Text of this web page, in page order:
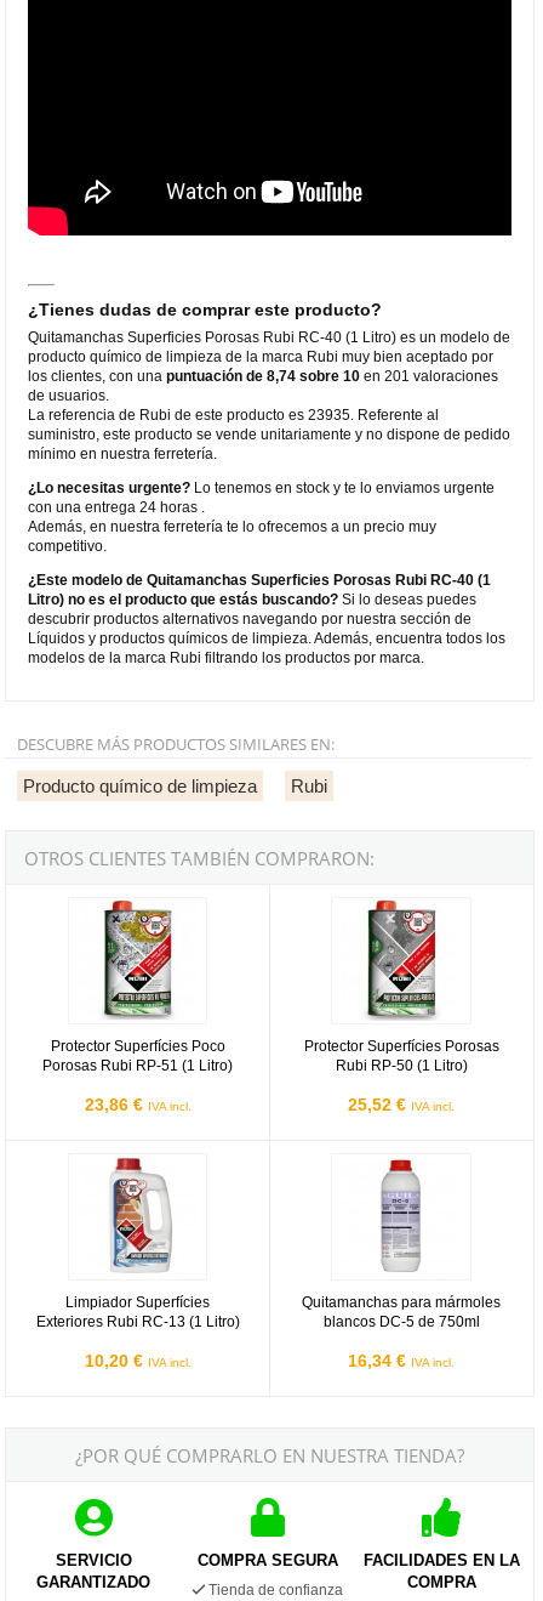
¿Tienes dudas de comprar este producto?
Quitamanchas Superficies Porosas Rubi RC-40 (1 Litro) es un modelo de
producto químico de limpieza de la marca Rubi muy bien aceptado por
los clientes, con unapuntuación de 8,74 sobre 10 en 201 valoraciones
de usuarios.
La referencia de Rubi de este producto es 23935. Referente al
suministro, este producto se vende unitariamente y no dispone de pedido
mínimo en nuestra ferretería.
¿Lo necesitas urgente? Lo tenemos en stock y te lo enviamos urgente
con una entrega 24 horas .
Además, en nuestra ferretería te lo ofrecemos a un precio muy
competitivo.
¿Este modelo de Quitamanchas Superficies Porosas Rubi RC-40 (1
Litro) no es el producto que estás buscando? Si lo deseas puedes
descubrir productos alternativos navegando por nuestra sección de
Líquidos y productos químicos de limpieza. Además, encuentra todos los
modelos de la marca Rubi filtrando los productos por marca.
DESCUBRE MÁS PRODUCTOS SIMILARES EN:
Producto químico de limpieza Rubi
OTROS CLIENTES TAMBIÉN COMPRARON:
Protector Superfícies Poco
Porosas Rubi RP-51 (1 Litro)
23,86 € IVA incl.
Protector Superfícies Poco Porosas Rubi RP-51 (1 Litro)
Protector Superfícies Porosas
Rubi RP-50 (1 Litro)
25,52 € IVA incl.
Protector Superfícies Porosas
Limpiador Superfícies
Exteriores Rubi RC-13 (1 Litro)
10,20 € IVA incl.
Limpiador Superfícies Exteriores Rubi RC-13 (1 Litro)
Quitamanchas para mármoles
blancos DC-5 de 750ml
16,34 € IVA incl.
¿POR QUÉ COMPRARLO EN NUESTRA TIENDA?
SERVICIO
GARANTIZADO
COMPRA SEGURA
Tienda de confianza
FACILIDADES EN LA
COMPRA